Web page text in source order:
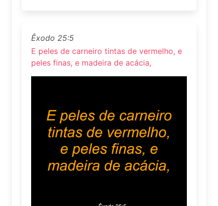
Êxodo 25:5
E peles de carneiro tintas de vermelho, e
peles finas, e madeira de acácia,